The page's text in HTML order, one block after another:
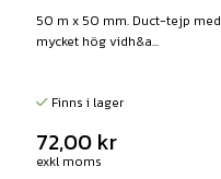
50 m x 50 mm. Duct-tejp med
mycket hög vidh&a...
Finns i lager
72,00 kr
exkl moms